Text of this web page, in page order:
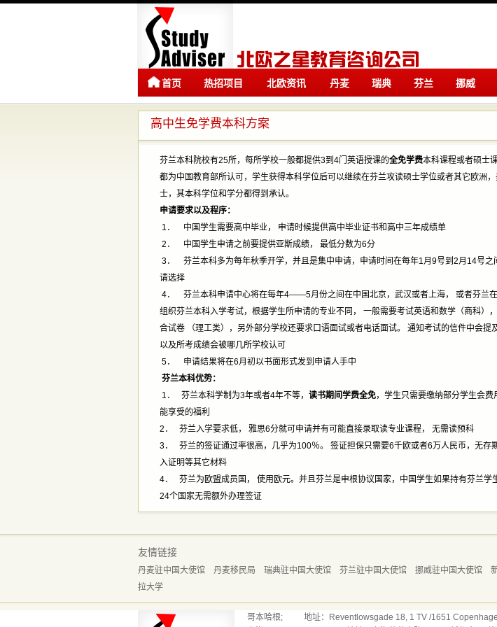
首页 热招项目 北欧资讯 丹麦
留学
瑞典
留学
芬兰 挪威
高中生免学费本科方案
芬兰本科院校有25所，每所学校一般都提供3到4门英语授课的全免学费本科课程或者硕士
都为中国教育部所认可，学生获得本科学位后可以继续在芬兰攻读硕士学位或者其它欧洲
士，其本科学位和学分都得到承认。
申请要求以及程序：
1． 中国学生需要高中毕业， 申请时候提供高中毕业证书和高中三年成绩单
2． 中国学生申请之前要提供亚斯成绩， 最低分数为6分
3． 芬兰本科多为每年秋季开学，并且是集中申请，申请时间在每年1月9号到2月14号之
请选择
4． 芬兰本科申请中心将在每年4――5月份之间在中国北京，武汉或者上海， 或者芬兰
组织芬兰本科入学考试，根据学生所申请的专业不同， 一般需要考试英语和数学（商科）
合试卷 （理工类），另外部分学校还要求口语面试或者电话面试。 通知考试的信件中会提
以及所考成绩会被哪几所学校认可
5． 申请结果将在6月初以书面形式发到申请人手中
芬兰本科优势：
1． 芬兰本科学制为3年或者4年不等， 读书期间学费全免，学生只需要缴纳部分学生会
能享受的福利
2． 芬兰入学要求低， 雅思6分就可申请并有可能直接录取读专业课程， 无需读预科
3． 芬兰的签证通过率很高，几乎为100％。 签证担保只需要6千欧或者6万人民币，无存
入证明等其它材料
4． 芬兰为欧盟成员国， 使用欧元。并且芬兰是申根协议国家，中国学生如果持有芬兰学
24个国家无需额外办理签证
友情链接
丹麦驻中国大使馆 丹麦移民局 瑞典驻中国大使馆 芬兰驻中国大使馆 挪威驻中国大使馆
拉大学
哥本哈根; 地址：Reventlowsgade 18, 1 TV /1651